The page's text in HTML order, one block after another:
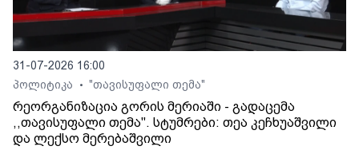
31-07-2026 16:00
პოლიტიკა
• "თავისუფალი თემა"
რეორგანიზაცია გორის მერიაში - გადაცემა
,,თავისუფალი თემა". სტუმრები: თეა კეჩხუაშვილი
და ლექსო მერებაშვილი